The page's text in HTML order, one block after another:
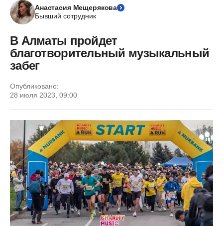
Анастасия Мещерякова
Бывший сотрудник
В Алматы пройдет
благотворительный музыкальный
забег
Опубликовано:
28 июля 2023, 09:00